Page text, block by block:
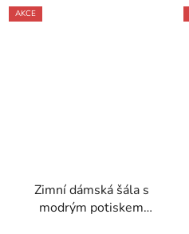
AKCE
Zimní dámská šála s
modrým potiskem